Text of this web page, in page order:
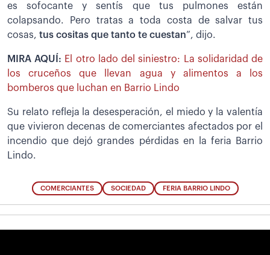
es sofocante y sentís que tus pulmones están
colapsando. Pero tratas a toda costa de salvar tus
cosas, tus cositas que tanto te cuestan”, dijo.
MIRA AQUÍ: El otro lado del siniestro: La solidaridad de
los cruceños que llevan agua y alimentos a los
bomberos que luchan en Barrio Lindo
Su relato refleja la desesperación, el miedo y la valentía
que vivieron decenas de comerciantes afectados por el
incendio que dejó grandes pérdidas en la feria Barrio
Lindo.
COMERCIANTES SOCIEDAD FERIA BARRIO LINDO